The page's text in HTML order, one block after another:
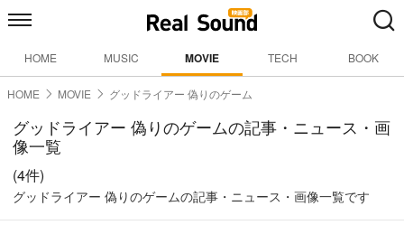
HOME MUSIC MOVIE TECH BOOK
HOME MOVIE グッドライアー 偽りのゲーム
グッドライアー 偽りのゲームの記事・ニュース・画
像一覧
(4件)
グッドライアー 偽りのゲームの記事・ニュース・画像一覧です